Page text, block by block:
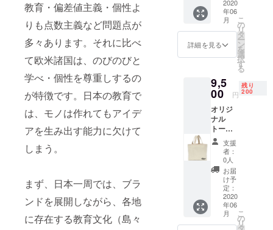
教育・偏差値主義・個性よ
りも点数主義など問題点が
多々あります。それに比べ
て欧米諸国は、のびのびと
学べ・個性を尊重しするの
が特徴です。日本の教育で
は、モノは作れてもアイデ
アを生み出す能力に欠けて
しまう。
まず、日本一周では、ブラ
ンドを展開しながら、各地
に存在する教育文化（島々
での販
売） サ
イズ未
定です
が 紺を
白抜き
したも
い＋旅
先より
お礼の
メール
2020
年06
月
詳細を見る
こ
の
リ
タ
ー
ン
を
選
択
す
る
9,5
00 円
残り
200
オリジ
ナル
トート
バック
サイズ
はおよ
そ 縦40
cmX 横
40 cmX
底:15
cm メイ
ン素材:
綿 収納
支援
者：
0人
お届
け予
定：
2020
年06
月
こ
の
リ